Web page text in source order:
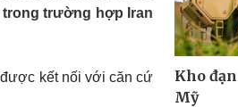
Doanh nhân
Vì cộng đồng
Du lịch
trong trường hợp Iran
được kết nối với căn cứ
Kho
Mỹ